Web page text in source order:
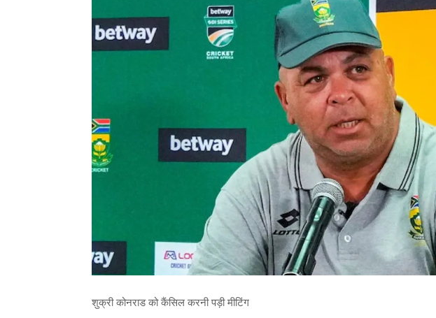
शुक्री कोनराड को कैंसिल करनी पड़ी मीटिंग